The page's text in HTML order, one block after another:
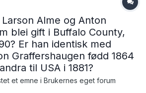
Alme og Anton
blei gift i Buffalo County,
Er han identisk med
Graffershaugen fødd 1864
til USA i 1881?
et emne i Brukernes eget forum